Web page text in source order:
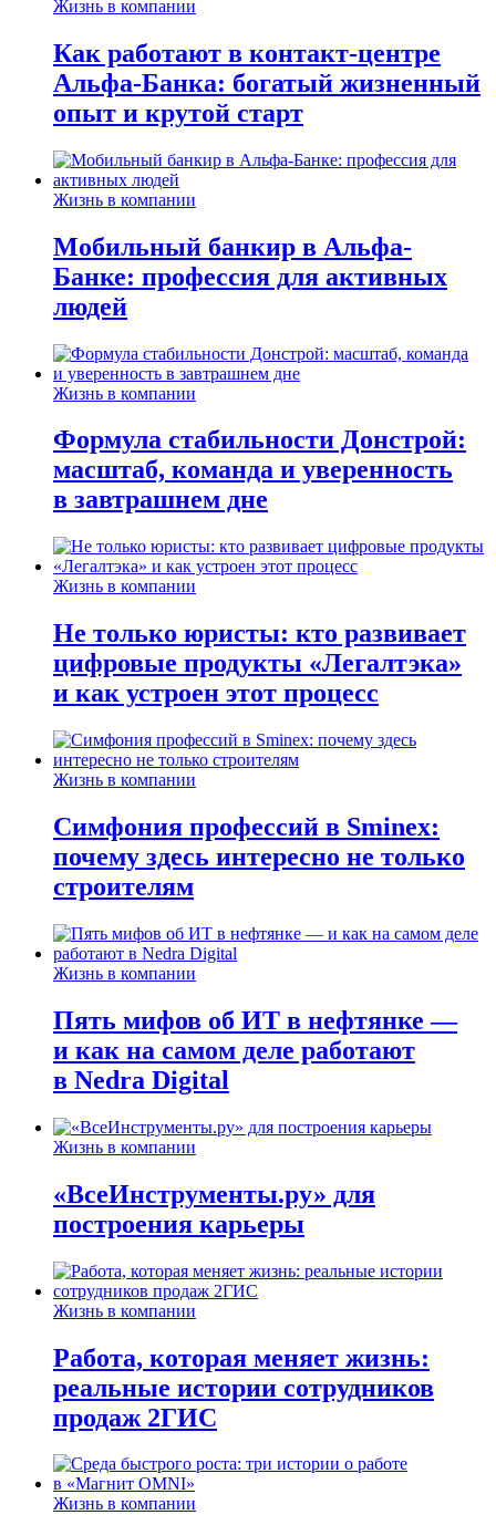
Жизнь в компании
Как работают в контакт-центре
Альфа-Банка: богатый жизненный
опыт и крутой старт
Жизнь в компании
Мобильный банкир в Альфа-
Банке: профессия для активных
людей
Жизнь в компании
Формула стабильности Донстрой:
масштаб, команда и уверенность
в завтрашнем дне
Жизнь в компании
Не только юристы: кто развивает
цифровые продукты «Легалтэка»
и как устроен этот процесс
Жизнь в компании
Симфония профессий в Sminex:
почему здесь интересно не только
строителям
Жизнь в компании
Пять мифов об ИТ в нефтянке —
и как на самом деле работают
в Nedra Digital
Жизнь в компании
«ВсеИнструменты.ру» для
построения карьеры
Жизнь в компании
Работа, которая меняет жизнь:
реальные истории сотрудников
продаж 2ГИС
Жизнь в компании